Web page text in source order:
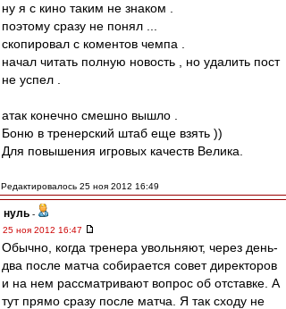
ну я с кино таким не знаком .
поэтому сразу не понял ...
скопировал с коментов чемпа .
начал читать полную новость , но удалить пост
не успел .
атак конечно смешно вышло .
Боню в тренерский штаб еще взять ))
Для повышения игровых качеств Велика.
Редактировалось 25 ноя 2012 16:49
нуль -
25 ноя 2012 16:47
Обычно, когда тренера увольняют, через день-
два после матча собирается совет директоров
и на нем рассматривают вопрос об отставке. А
тут прямо сразу после матча. Я так сходу не